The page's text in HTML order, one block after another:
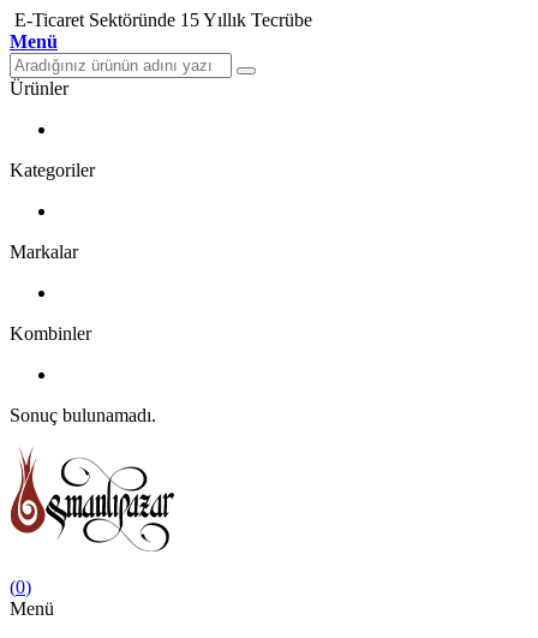
E-Ticaret Sektöründe 15 Yıllık Tecrübe
Menü
Ürünler
Kategoriler
Markalar
Kombinler
Sonuç bulunamadı.
(0)
Menü